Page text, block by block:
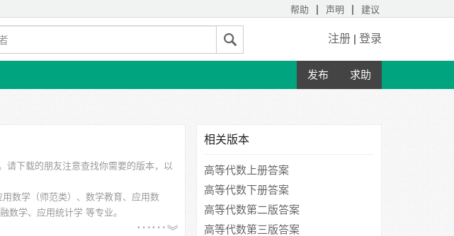
帮助 | 声明 | 建议
注册 | 登录
发布 求助
请下载的朋友注意查找你需要的版本，以
数学（师范类）、数学教育、应用数
数学、应用统计学 等专业。
学、海南师范大学、山东理工大学、三峡
相关版本
高等代数上册答案
高等代数下册答案
高等代数第二版答案
高等代数第三版答案